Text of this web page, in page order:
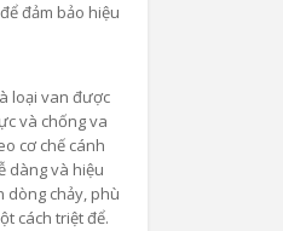
đảm bảo hiệu
loại van được
và chống va
cơ chế cánh
dàng và hiệu
dòng chảy, phù
cách triệt để.